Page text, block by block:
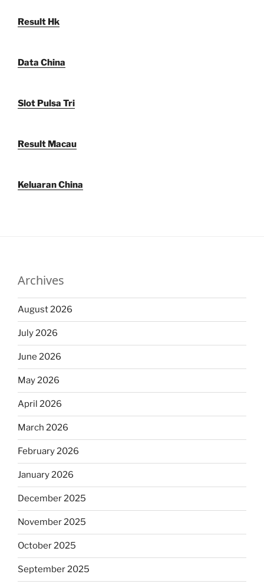
Result Hk
Data China
Slot Pulsa Tri
Result Macau
Keluaran China
Archives
August 2026
July 2026
June 2026
May 2026
April 2026
March 2026
February 2026
January 2026
December 2025
November 2025
October 2025
September 2025